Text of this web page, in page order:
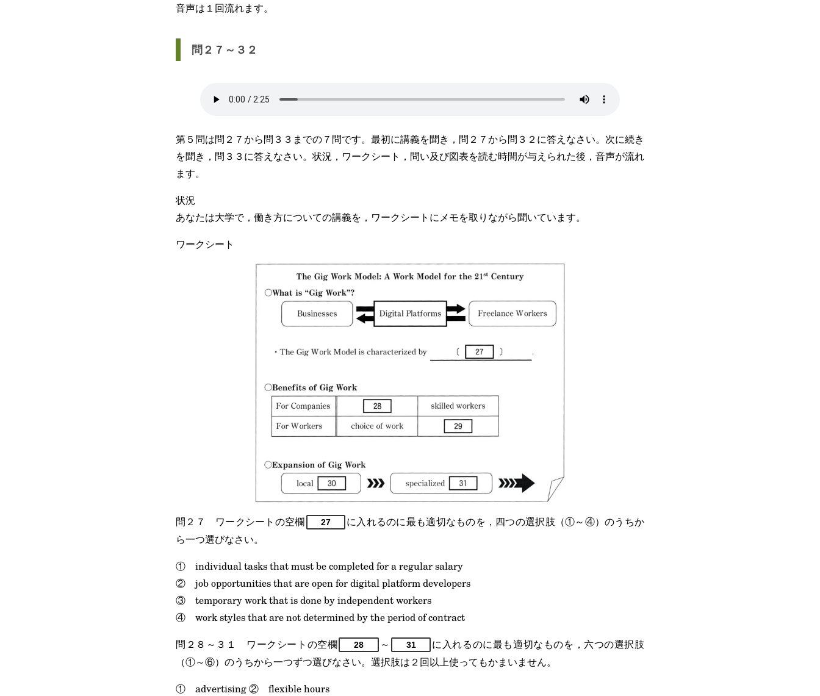
音声は１回流れます。
問２７～３２
第５問は問２７から問３３までの７問です。最初に講義を聞き，問２７から問３２に答えなさい。次に続き
を聞き，問３３に答えなさい。状況，ワークシート，問い及び図表を読む時間が与えられた後，音声が流れ
ます。
状況
あなたは大学で，働き方についての講義を，ワークシートにメモを取りながら聞いています。
ワークシート
問２７ ワークシートの空欄 27
に入れるのに最も適切なものを，四つの選択肢（①～④）のうちか
ら一つ選びなさい。
① individual tasks that must be completed for a regular salary
② job opportunities that are open for digital platform developers
③ temporary work that is done by independent workers
④ work styles that are not determined by the period of contract
問２８～３１ ワークシートの空欄
28 ～ 31
に入れるのに最も適切なものを，六つの選択肢
（①～⑥）のうちから一つずつ選びなさい。選択肢は２回以上使ってもかまいません。
① advertising ② flexible hours